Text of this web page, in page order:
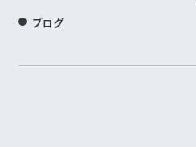
ブログ